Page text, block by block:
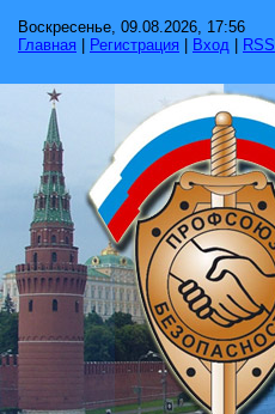
Воскресенье, 09.08.2026, 17:56
Главная
Регистрация Вход RSS